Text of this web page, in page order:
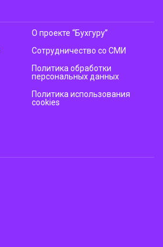
О проекте “Бухгуру”
Сотрудничество со СМИ
Политика обработки
персональных данных
Политика использования
cookies